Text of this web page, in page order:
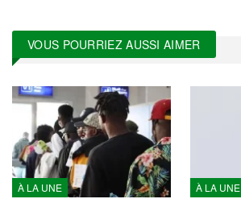
VOUS POURRIEZ AUSSI AIMER
À LA UNE À LA UNE